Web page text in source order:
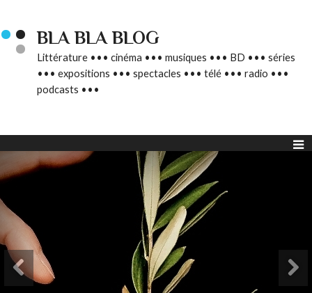
BLA BLA BLOG
Littérature ••• cinéma ••• musiques ••• BD ••• séries
••• expositions ••• spectacles ••• télé ••• radio •••
podcasts •••